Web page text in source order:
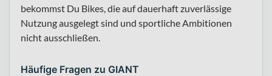
bekommst Du Bikes, die auf dauerhaft zuverlässige
Nutzung ausgelegt sind und sportliche Ambitionen
nicht ausschließen.
Häufige Fragen zu GIANT